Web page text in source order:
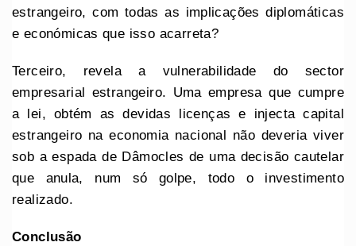
estrangeiro, com todas as implicações diplomáticas
e económicas que isso acarreta?
Terceiro, revela a vulnerabilidade do sector
empresarial estrangeiro. Uma empresa que cumpre
a lei, obtém as devidas licenças e injecta capital
estrangeiro na economia nacional não deveria viver
sob a espada de Dâmocles de uma decisão cautelar
que anula, num só golpe, todo o investimento
realizado.
Conclusão